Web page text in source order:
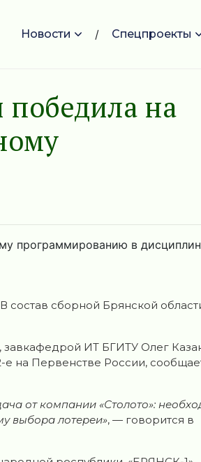
Новости Спецпроекты
победила на
программированию в
состав сборной Брянской
ИТ БГИТУ Олег
на Первенстве России,
от компании «Столото»:
выбора лотереи», — говорится в